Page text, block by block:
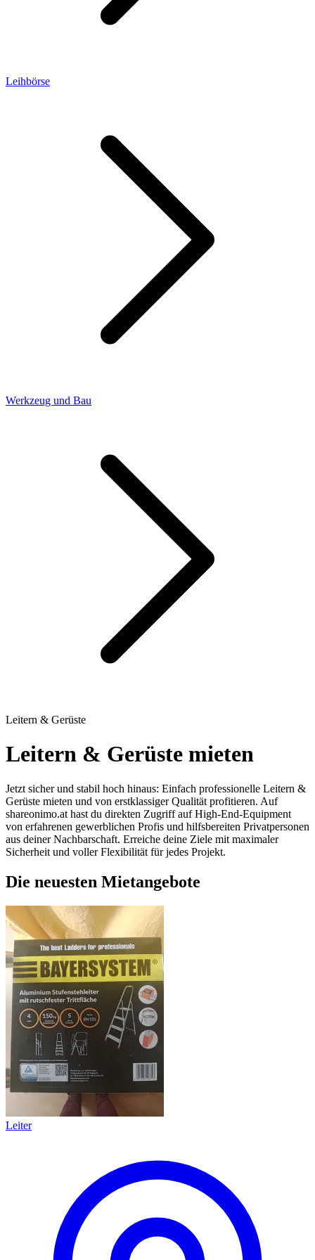
Leihbörse
Werkzeug und Bau
Leitern & Gerüste
Leitern & Gerüste mieten
Jetzt sicher und stabil hoch hinaus: Einfach professionelle Leitern &
Gerüste mieten und von erstklassiger Qualität profitieren. Auf
shareonimo.at hast du direkten Zugriff auf High-End-Equipment
von erfahrenen gewerblichen Profis und hilfsbereiten Privatpersonen
aus deiner Nachbarschaft. Erreiche deine Ziele mit maximaler
Sicherheit und voller Flexibilität für jedes Projekt.
Die neuesten Mietangebote
Leiter